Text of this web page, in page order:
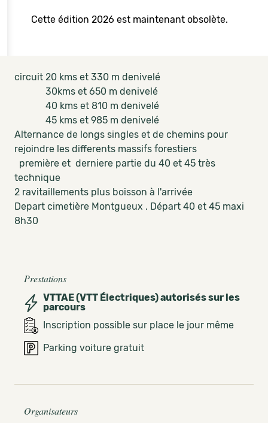
Cette édition 2026 est maintenant obsolète.
circuit 20 kms et 330 m denivelé
30kms et 650 m denivelé
40 kms et 810 m denivelé
45 kms et 985 m denivelé
Alternance de longs singles et de chemins pour
rejoindre les differents massifs forestiers
première et derniere partie du 40 et 45 très
technique
2 ravitaillements plus boisson à l'arrivée
Depart cimetière Montgueux . Départ 40 et 45 maxi
8h30
Prestations
VTTAE (VTT Électriques) autorisés sur les
parcours
Inscription possible sur place le jour même
Parking voiture gratuit
Organisateurs